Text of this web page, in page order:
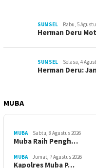
SUMSEL Rabu, 5
Herman Deru
SUMSEL Selasa, 4
Herman Deru:
MUBA
MUBA Sabtu, 8 Agustus 2026
Muba Raih Pengh…
MUBA Jumat, 7 Agustus 2026
Kapolres Muba P…